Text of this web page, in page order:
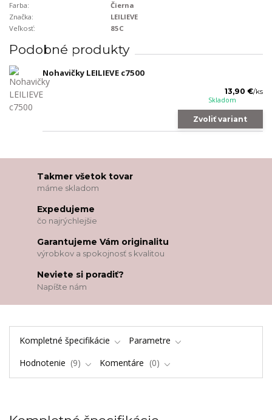
Farba:
Čierna
Značka:
LEILIEVE
Veľkosť:
85C
Podobné produkty
Nohavičky LEILIEVE c7500
13,90 €/ks
Skladom
Zvoliť variant
Takmer všetok tovar
máme skladom
Expedujeme
čo najrýchlejšie
Garantujeme Vám originalitu
výrobkov a spokojnosť s kvalitou
Neviete si poradiť?
Napíšte nám
Kompletné špecifikácie
Parametre
Hodnotenie
9 Komentáre 0